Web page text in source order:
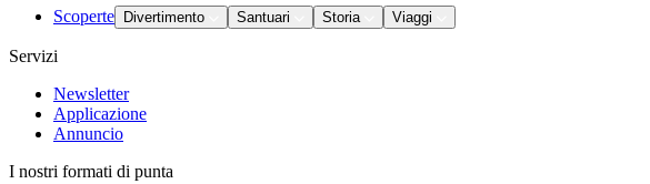
Scoperte Divertimento Santuari Storia Viaggi
Servizi
Newsletter
Applicazione
Annuncio
I nostri formati di punta